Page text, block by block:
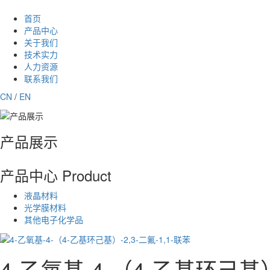
首页
产品中心
关于我们
技术实力
人力资源
联系我们
CN / EN
产品展示
产品中心 Product
液晶材料
光学膜材料
其他电子化学品